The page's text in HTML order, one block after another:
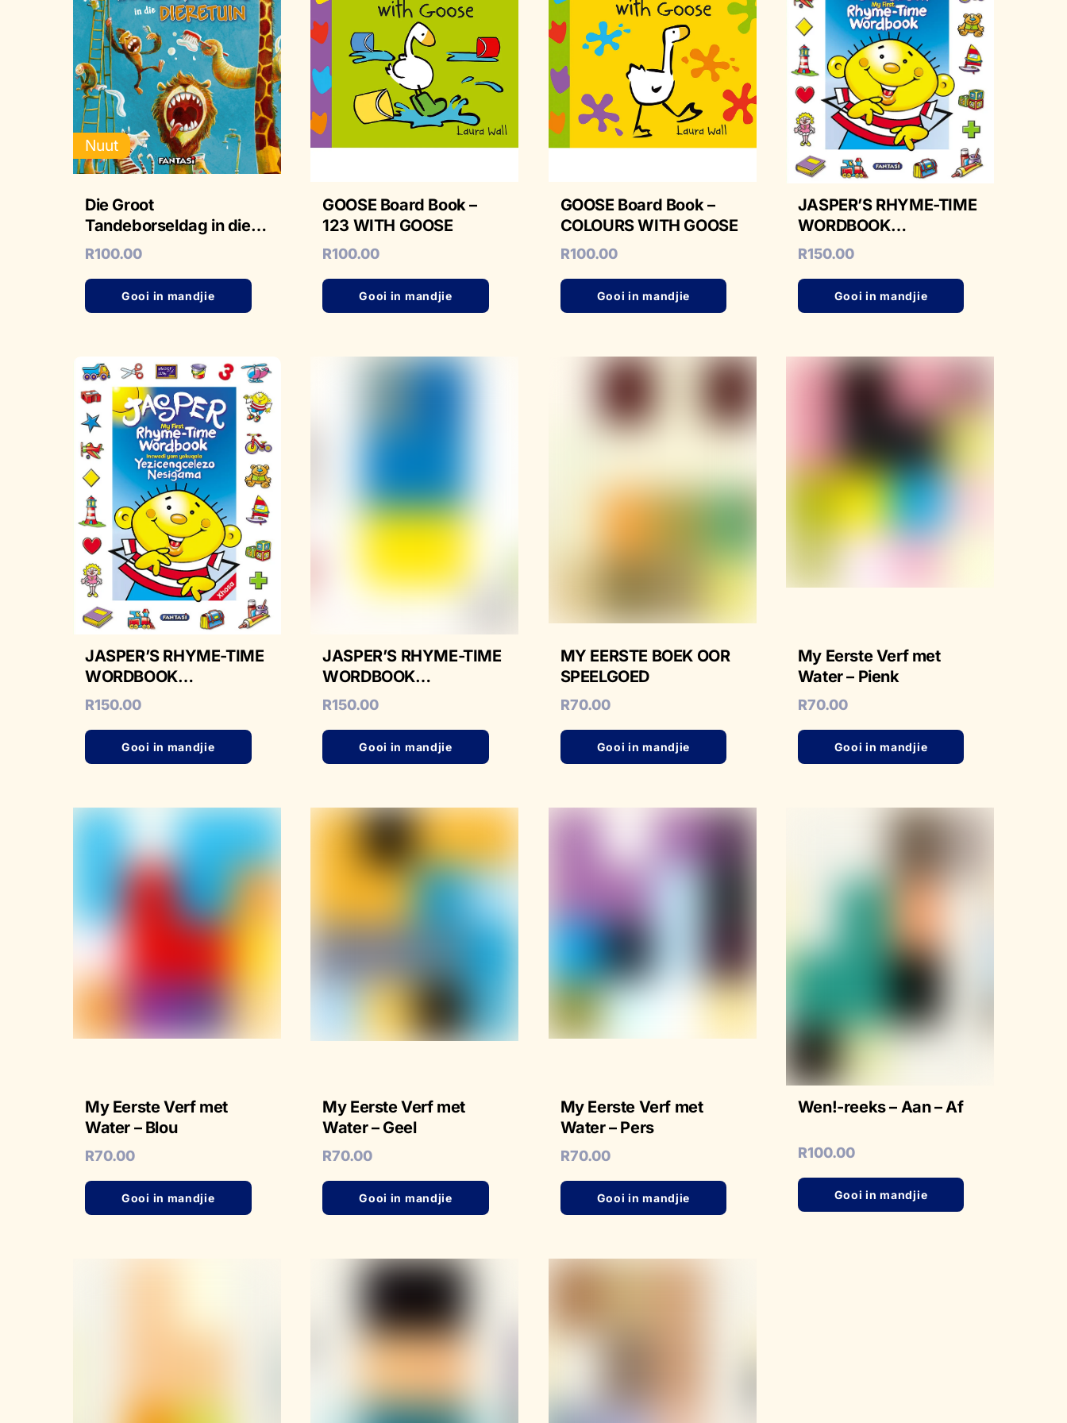
Nuut
Die Groot
Tandeborseldag in die
Dieretuin
R100.00
Gooi in mandjie
GOOSE Board Book –
123 WITH GOOSE
R100.00
Gooi in mandjie
GOOSE Board Book –
COLOURS WITH GOOSE
R100.00
Gooi in mandjie
JASPER’S RHYME-TIME
WORDBOOK
AFRIKAANS/ENGLISH
R150.00
Gooi in mandjie
JASPER’S RHYME-TIME
WORDBOOK
ENGLISH/XHOSA
R150.00
Gooi in mandjie
JASPER’S RHYME-TIME
WORDBOOK
ENGLISH/ZULU
R150.00
Gooi in mandjie
MY EERSTE BOEK OOR
SPEELGOED
R70.00
Gooi in mandjie
My Eerste Verf met
Water – Pienk
R70.00
Gooi in mandjie
My Eerste Verf met
Water – Blou
R70.00
Gooi in mandjie
My Eerste Verf met
Water – Geel
R70.00
Gooi in mandjie
My Eerste Verf met
Water – Pers
R70.00
Gooi in mandjie
Wen!-reeks – Aan – Af
R100.00
Gooi in mandjie